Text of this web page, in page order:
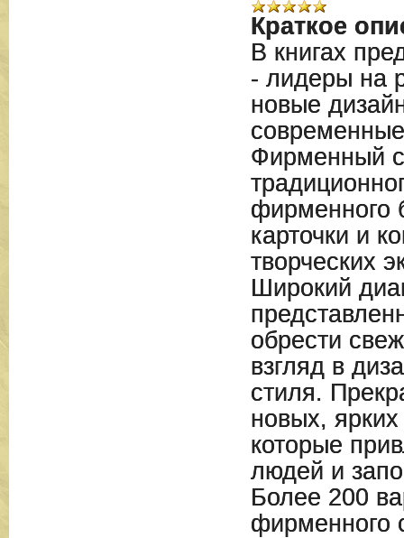
Краткое
В книгах
- лидеры на
новые
Фирменный
фирменного
карточки и
творческих
Широкий
обрести
взгляд в
стиля.
новых,
которые
людей и
Более 200
фирменного